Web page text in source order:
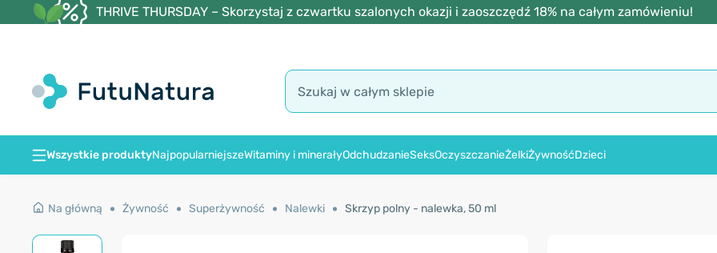
THRIVE THURSDAY – Skorzystaj z czwartku szalonych okazji i zaoszczędź 18% na całym zamówieniu!
Wszystkie produktyNajpopularniejszeWitaminy i minerałyOdchudzanieSeksOczyszczanieŻelkiŻywnośćDzieci
Na główną Żywność Superżywność Nalewki Skrzyp polny - nalewka, 50 ml